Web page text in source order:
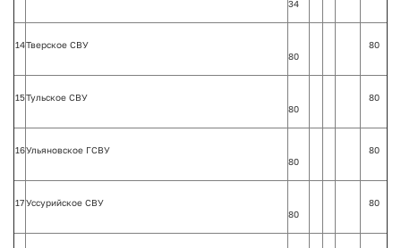
34
14Тверское СВУ
80
80
15Тульское СВУ
80
80
16Ульяновское ГСВУ
80
80
17Уссурийское СВУ
80
80